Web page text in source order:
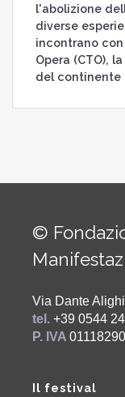
l'abolizione
diverse
incontrano
Opera (CTO),
del continente
©
Via Dante
tel. +39 0544
P. IVA
Il festival